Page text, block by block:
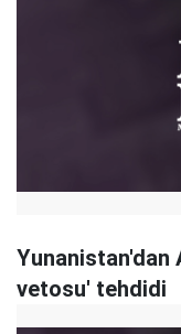
Yunanistan'dan
vetosu' tehdidi